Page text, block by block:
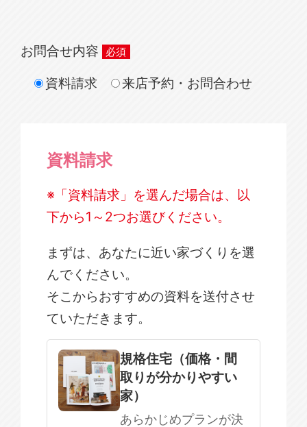
お問合せ内容
資料請求
来店予約・お問合わせ
資料請求
※「資料請求」を選んだ場合は、以
下から1～2つお選びください。
まずは、あなたに近い家づくりを選
んでください。
そこからおすすめの資料を送付させ
ていただきます。
規格住宅
注文住宅
SOWOOD
まだ何も決まっていない
規格住宅（価格・間
取りが分かりやすい
家）
あらかじめプランが決